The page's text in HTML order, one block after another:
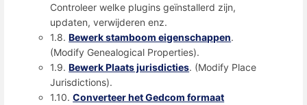
Controleer welke plugins geïnstallerd zijn,
updaten, verwijderen enz.
1.8.Bewerk stamboom eigenschappen.
(Modify Genealogical Properties).
1.9.Bewerk Plaats jurisdicties. (Modify Place
Jurisdictions).
1.10.Converteer het Gedcom formaat